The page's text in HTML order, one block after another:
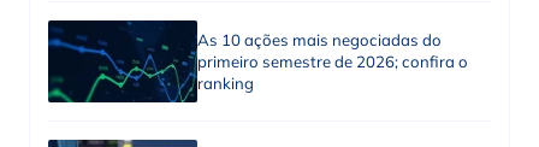
As 10 ações mais negociadas do
primeiro semestre de 2026; confira o
ranking